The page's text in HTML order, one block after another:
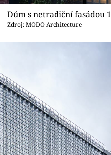
Dům s netradiční fasádou 1
Zdroj: MODO Architecture